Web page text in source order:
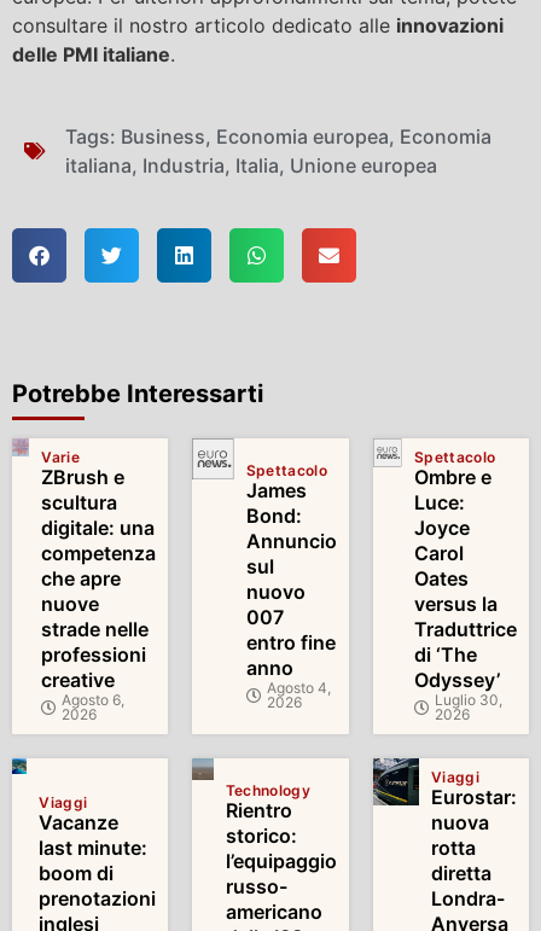
consultare il nostro articolo dedicato alle innovazioni
delle PMI italiane.
Tags: Business, Economia europea, Economia
italiana, Industria, Italia, Unione europea
Potrebbe Interessarti
Varie
ZBrush e
scultura
digitale: una
competenza
che apre
nuove
strade nelle
professioni
creative
Agosto 6,
2026
Spettacolo
James
Bond:
Annuncio
sul
nuovo
007
entro fine
anno
Agosto 4,
2026
Spettacolo
Ombre e
Luce:
Joyce
Carol
Oates
versus la
Traduttrice
di ‘The
Odyssey’
Luglio 30,
2026
Viaggi
Vacanze
last minute:
boom di
prenotazioni
inglesi
Technology
Rientro
storico:
l’equipaggio
russo-
americano
Viaggi
Eurostar:
nuova
rotta
diretta
Londra-
Anversa